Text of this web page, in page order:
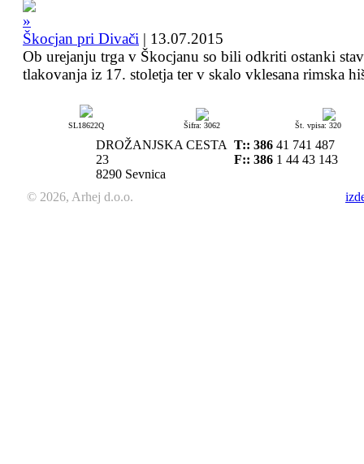
Škocjan pri Divači | 13.07.2015
Ob urejanju trga v Škocjanu so bili odkriti ostanki
tlakovanja iz 17. stoletja ter v skalo vklesana rimska
SL18622Q Šifra: 3062 Št. vpisa: 320
DROŽANJSKA CESTA
23
8290 Sevnica
T:: 386 41 741 487
F:: 386 1 44 43 143
© 2026, Arhej d.o.o.